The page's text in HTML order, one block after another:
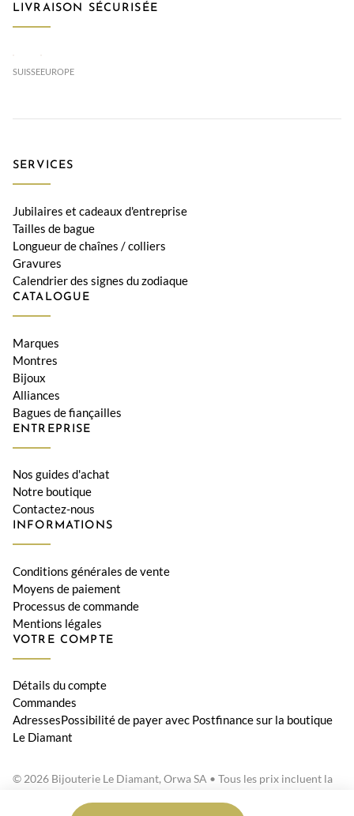
LIVRAISON SÉCURISÉE
SUISSEEUROPE
SERVICES
Jubilaires et cadeaux d'entreprise
Tailles de bague
Longueur de chaînes / colliers
Gravures
Calendrier des signes du zodiaque
CATALOGUE
Marques
Montres
Bijoux
Alliances
Bagues de fiançailles
ENTREPRISE
Nos guides d'achat
Notre boutique
Contactez-nous
INFORMATIONS
Conditions générales de vente
Moyens de paiement
Processus de commande
Mentions légales
VOTRE COMPTE
Détails du compte
Commandes
AdressesPossibilité de payer avec Postfinance sur la boutique
Le Diamant
© 2026 Bijouterie Le Diamant, Orwa SA • Tous les prix incluent la